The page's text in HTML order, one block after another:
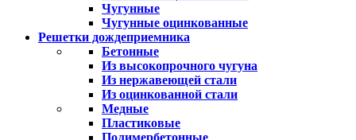
Чугунные
Чугунные оцинкованные
Решетки дождеприемника
Бетонные
Из высокопрочного чугуна
Из нержавеющей стали
Из оцинкованной стали
Медные
Пластиковые